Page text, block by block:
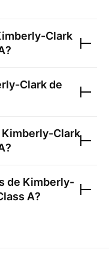
Clark
?
Clark de
Kimberly-Clark
?
de Kimberly-
A?